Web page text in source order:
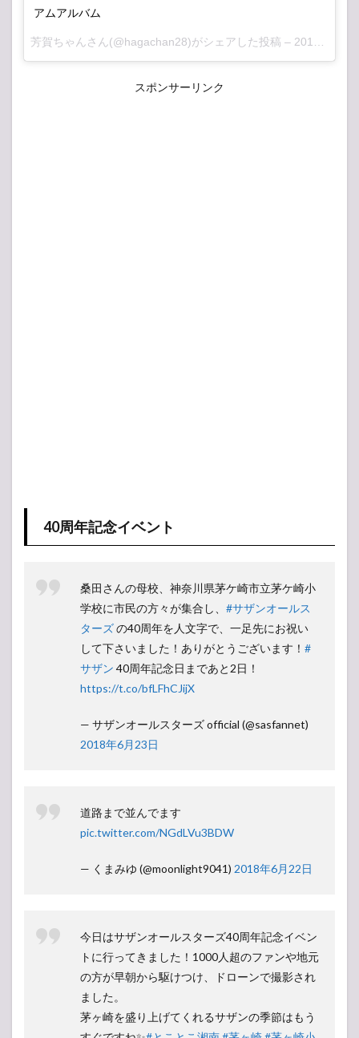
アムアルバム
芳賀ちゃんさん(@hagachan28)がシェアした投稿 – 2018年 6月月24日午後11時39分PDT
スポンサーリンク
40周年記念イベント
桑田さんの母校、神奈川県茅ケ崎市立茅ケ崎小
学校に市民の方々が集合し、 #サザンオールス
ターズの40周年を人文字で、一足先にお祝い
して下さいました！ありがとうございます！ #
サザン 40周年記念日まであと2日！
https://t.co/bfLFhCJijX
— サザンオールスターズ official (@sasfannet)
2018年6月23日
道路まで並んでます
pic.twitter.com/NGdLVu3BDW
— くまみゆ (@moonlight9041) 2018年6月22日
今日はサザンオールスターズ40周年記念イベン
トに行ってきました！1000人超のファンや地元
の方が早朝から駆けつけ、ドローンで撮影され
ました。
茅ヶ崎を盛り上げてくれるサザンの季節はもう